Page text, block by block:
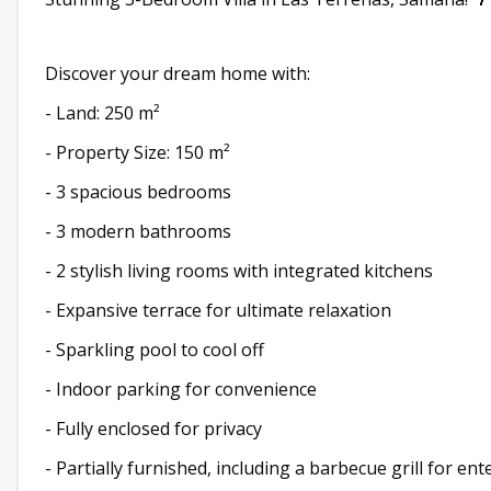
Discover your dream home with:
- Land: 250 m²
- Property Size: 150 m²
- 3 spacious bedrooms
- 3 modern bathrooms
- 2 stylish living rooms with integrated kitchens
- Expansive terrace for ultimate relaxation
- Sparkling pool to cool off
- Indoor parking for convenience
- Fully enclosed for privacy
- Partially furnished, including a barbecue grill for